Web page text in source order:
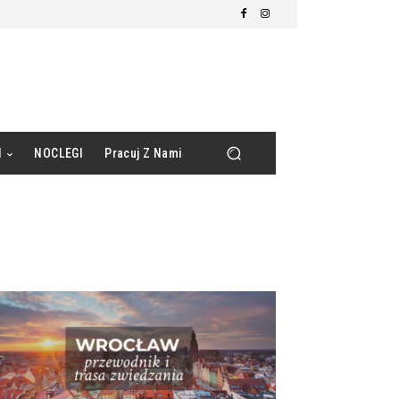
NOCLEGI Pracuj Z Nami